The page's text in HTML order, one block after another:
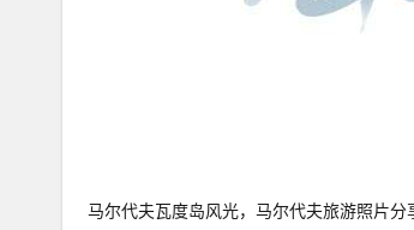
马尔代夫瓦度岛风光，马尔代夫旅游照片分